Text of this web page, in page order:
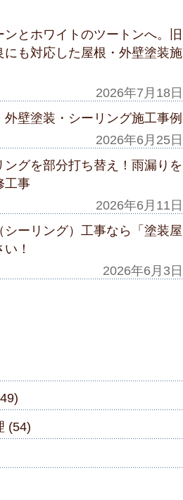
とホワイトのツートンへ。旧
にも対応した屋根・外壁塗装施
2026年7月18日
壁塗装・シーリング施工事例
2026年6月25日
グを部分打ち替え！雨漏りを
工事
2026年6月11日
ーリング）工事なら「塗装屋
！
2026年6月3日
(54)